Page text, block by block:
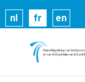
nl fr en
Les cookies nous
services plus
vous nous
exploiter ces